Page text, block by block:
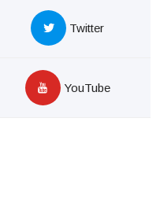
Twitter
YouTube